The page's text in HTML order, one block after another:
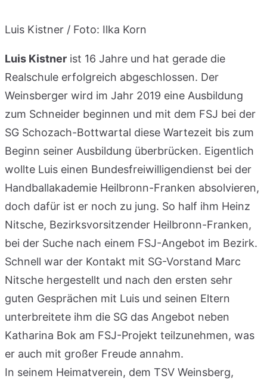
Luis Kistner / Foto: Ilka Korn
Luis Kistner ist 16 Jahre und hat gerade die
Realschule erfolgreich abgeschlossen. Der
Weinsberger wird im Jahr 2019 eine Ausbildung
zum Schneider beginnen und mit dem FSJ bei der
SG Schozach-Bottwartal diese Wartezeit bis zum
Beginn seiner Ausbildung überbrücken. Eigentlich
wollte Luis einen Bundesfreiwilligendienst bei der
Handballakademie Heilbronn-Franken absolvieren,
doch dafür ist er noch zu jung. So half ihm Heinz
Nitsche, Bezirksvorsitzender Heilbronn-Franken,
bei der Suche nach einem FSJ-Angebot im Bezirk.
Schnell war der Kontakt mit SG-Vorstand Marc
Nitsche hergestellt und nach den ersten sehr
guten Gesprächen mit Luis und seinen Eltern
unterbreitete ihm die SG das Angebot neben
Katharina Bok am FSJ-Projekt teilzunehmen, was
er auch mit großer Freude annahm.
In seinem Heimatverein, dem TSV Weinsberg,